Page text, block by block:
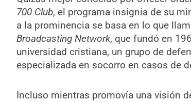
700 Club, el programa insignia de su
a la prominencia se basa en lo que
Broadcasting Network, que fundó en
universidad cristiana, un grupo de
especializada en socorro en casos de
Incluso mientras promovía una visión